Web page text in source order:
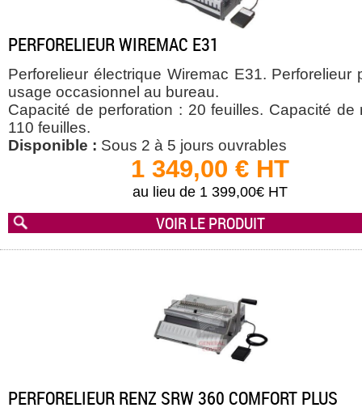
PERFORELIEUR WIREMAC E31
Perforelieur électrique Wiremac E31. Perforelieur
usage occasionnel au bureau.
Capacité de perforation : 20 feuilles. Capacité de
110 feuilles.
Disponible : Sous 2 à 5 jours ouvrables
1 349,00 € HT
au lieu de 1 399,00€ HT
VOIR LE PRODUIT
PERFORELIEUR RENZ SRW 360 COMFORT PLUS